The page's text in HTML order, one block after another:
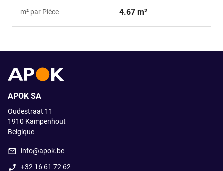
m² par Pièce 4.67 m²
APOK SA
Oudestraat 11
1910 Kampenhout
Belgique
info@apok.be
+32 16 61 72 62